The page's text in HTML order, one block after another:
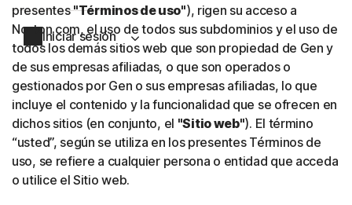
Iniciar sesión
presentes"Términos de uso"), rigen su acceso a
Norton.com, el uso de todos sus subdominios y el uso de
todos los demás sitios web que son propiedad de Gen y
de sus empresas afiliadas, o que son operados o
gestionados por Gen o sus empresas afiliadas, lo que
incluye el contenido y la funcionalidad que se ofrecen en
dichos sitios (en conjunto, el "Sitio web"). El término
“usted”, según se utiliza en los presentes Términos de
uso, se refiere a cualquier persona o entidad que acceda
o utilice el Sitio web.